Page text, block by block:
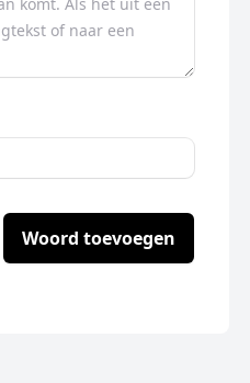
Woord toevoegen